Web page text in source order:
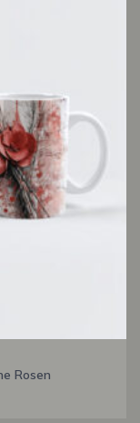
Rosen